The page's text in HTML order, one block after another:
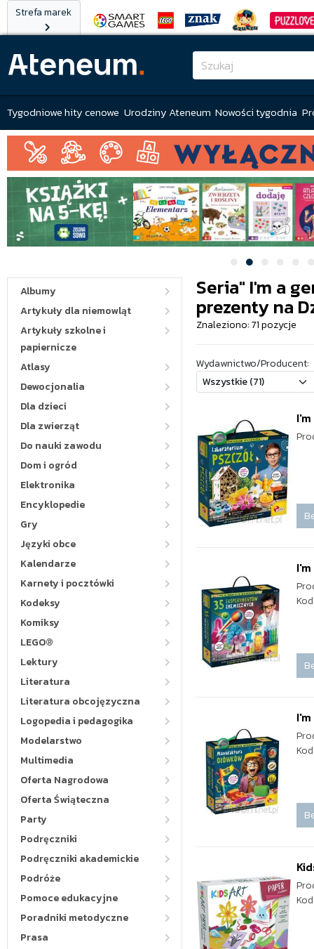
Strefa marek
Tygodniowe hity cenowe Urodziny Ateneum Nowości tygodnia
Albumy
Artykuły dla niemowląt
Artykuły szkolne i
papiernicze
Atlasy
Dewocjonalia
Dla dzieci
Dla zwierząt
Do nauki zawodu
Dom i ogród
Elektronika
Encyklopedie
Gry
Języki obce
Kalendarze
Karnety i pocztówki
Kodeksy
Komiksy
LEGO®
Lektury
Literatura
Literatura obcojęzyczna
Logopedia i pedagogika
Modelarstwo
Multimedia
Oferta Nagrodowa
Oferta Świąteczna
Party
Podręczniki
Podręczniki akademickie
Podróże
Pomoce edukacyjne
Poradniki metodyczne
Prasa
Seria" I'm a
prezenty na
Znaleziono: 71 pozycje
Wydawnictwo/Producent: